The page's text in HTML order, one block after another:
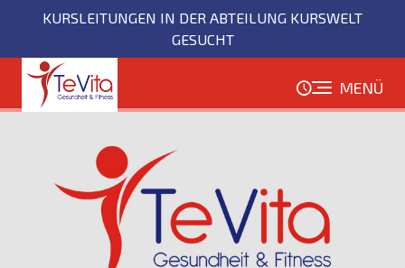
Inhalt
KURSLEITUNGEN IN DER ABTEILUNG KURSWELT
GESUCHT
MENÜ